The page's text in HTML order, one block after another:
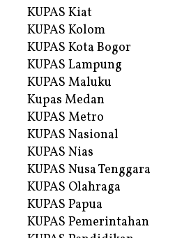
KUPAS Kiat
KUPAS Kolom
KUPAS Kota Bogor
KUPAS Lampung
KUPAS Maluku
Kupas Medan
KUPAS Metro
KUPAS Nasional
KUPAS Nias
KUPAS Nusa Tenggara
KUPAS Olahraga
KUPAS Papua
KUPAS Pemerintahan